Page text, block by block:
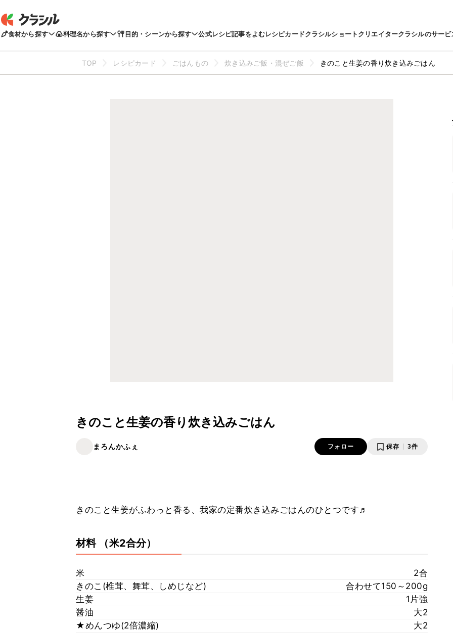
食材から探す 料理名から探す 目的・シーンから探す 公式レシピ記事をよむレシピカードクラシルショートクリエイタークラシルのサービ
TOP レシピカード ごはんもの 炊き込みご飯・混ぜご飯 きのこと生姜の香り炊き込みごはん
きのこと生姜の香り炊き込みごはん
まろんかふぇ フォロー 保存 3件
きのこと生姜がふわっと香る、我家の定番炊き込みごはんのひとつです♬
材料 （米2合分）
米
2合
きのこ(椎茸、舞茸、しめじなど)
合わせて150～200g
生姜
1片強
醤油
大2
★めんつゆ(2倍濃縮)
大2